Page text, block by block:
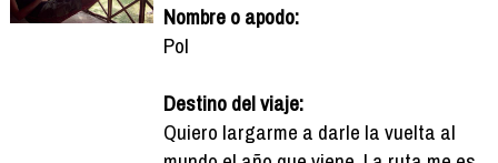
Nombre o apodo:
Pol
Destino del viaje:
Quiero largarme a darle la vuelta al